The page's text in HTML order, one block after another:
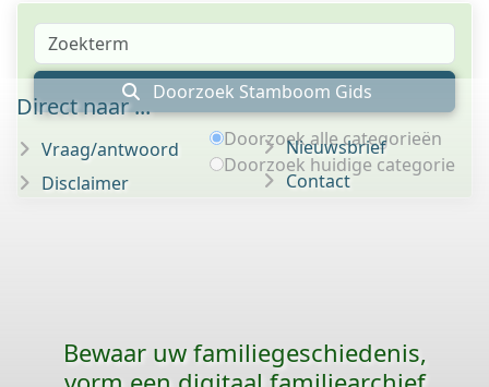
Doorzoek Stamboom Gids
Doorzoek alle categorieën
Doorzoek huidige categorie
Direct naar ...
Vraag/antwoord
Disclaimer
Nieuwsbrief
Contact
Bewaar uw familie­geschiedenis,